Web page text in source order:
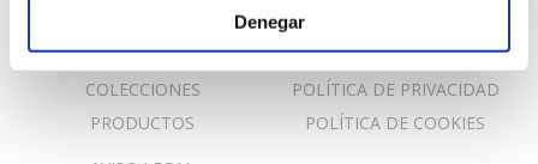
Denegar
INICIO
COLECCIONES
PRODUCTOS
CONTACTO
POLÍTICA DE PRIVACIDAD
POLÍTICA DE COOKIES